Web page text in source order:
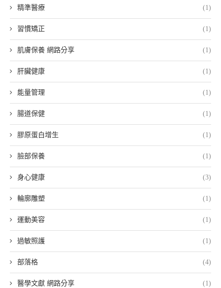
精準醫療 (1)
習慣矯正 (1)
肌膚保養 網路分享 (1)
肝臟健康 (1)
能量管理 (1)
腸道保健 (1)
膠原蛋白增生 (1)
臉部保養 (1)
身心健康 (3)
輪廓雕塑 (1)
運動美容 (1)
過敏照護 (1)
部落格 (4)
醫學文獻 網路分享 (1)